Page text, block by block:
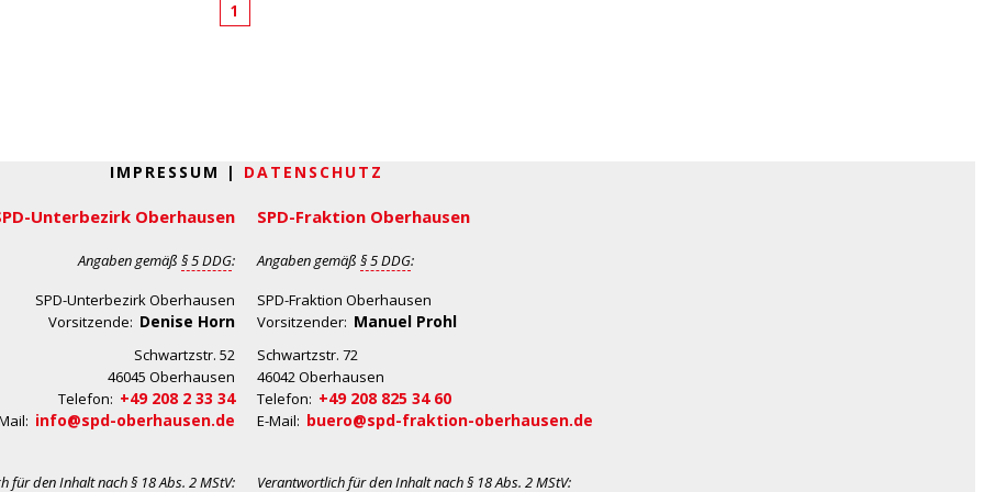
1
IMPRESSUM | DATENSCHUTZ
Unterbezirk Oberhausen
Angaben gemäß § 5 DDG:
SPD-Unterbezirk Oberhausen
Vorsitzende: Denise Horn
Schwartzstr. 52
46045 Oberhausen
Telefon: +49 208 2 33 34
info@spd-oberhausen.de
für den Inhalt nach§ 18 Abs. 2 MStV:
SPD-Fraktion Oberhausen
Angaben gemäß § 5 DDG:
SPD-Fraktion Oberhausen
Vorsitzender: Manuel Prohl
Schwartzstr. 72
46042 Oberhausen
Telefon: +49 208 825 34 60
E-Mail: buero@spd-fraktion-oberhausen.de
Verantwortlich für den Inhalt nach§ 18 Abs. 2 MStV: